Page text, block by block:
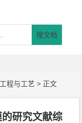
搜文档
程与工艺 > 正文
研究文献综